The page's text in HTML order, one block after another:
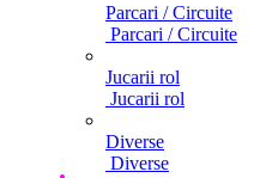
Parcari / Circuite
Parcari / Circuite
Jucarii rol
Jucarii rol
Diverse
Diverse